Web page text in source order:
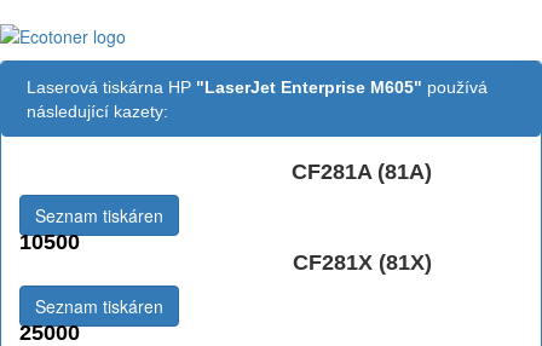
Laserová tiskárna HP "LaserJet Enterprise M605" používá
následující kazety:
CF281A (81A)
10500
Seznam tiskáren
CF281X (81X)
25000
Seznam tiskáren